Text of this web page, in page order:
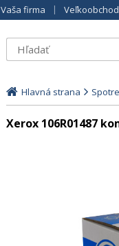
Vaša firma
Hlavná strana
Xerox 106R01487